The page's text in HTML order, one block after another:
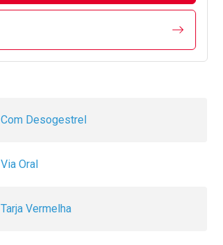
Com Desogestrel
Via Oral
Tarja Vermelha